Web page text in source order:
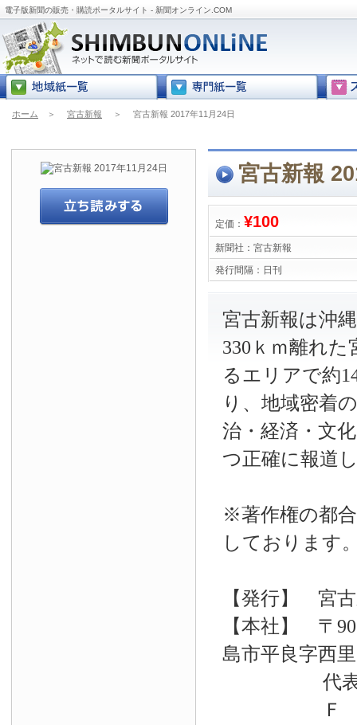
電子版新聞の販売・購読ポータルサイト - 新聞オンライン.COM
ホーム ＞ 宮古新報 ＞ 宮古新報 2017年11月24日
宮古新報
定価： ¥100
新聞社： 宮古新報
発行間隔： 日刊
宮古新報は沖
330ｋｍ離れ
るエリアで約
り、地域密着
治・経済・文
つ正確に報道
※著作権の都
しております
【発行】 宮
【本社】 〒
島市平良字西
代表電話
Ｆ Ａ